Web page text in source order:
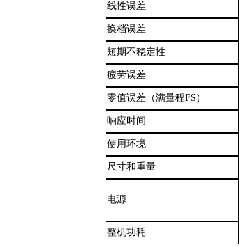
线性误差
换档误差
短期不稳定性
疲劳误差
零值误差（满量程FS）
响应时间
使用环境
尺寸和重量
电源
整机功耗